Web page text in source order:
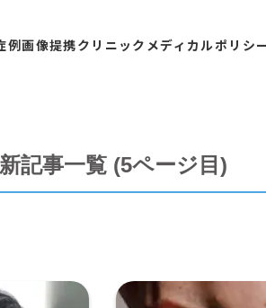
例画像提携クリニック メディカルポリシ
記事一覧 (5ページ目)